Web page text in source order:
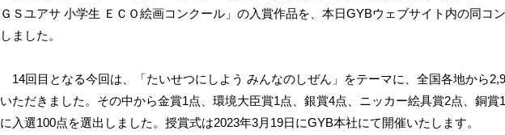
ＧＳユアサ 小学生 ＥＣＯ絵画コンクール」の入賞作品を、本日GYBウェブサイト内の同コ
しました。
14回目となる今回は、「たいせつにしよう みんなのしぜん」をテーマに、全国各地から
いただきました。その中から金賞1点、環境大臣賞1点、銀賞4点、ニッカー絵具賞2点、銅賞
に入選100点を選出しました。授賞式は2023年3月19日にGYB本社にて開催いたします。